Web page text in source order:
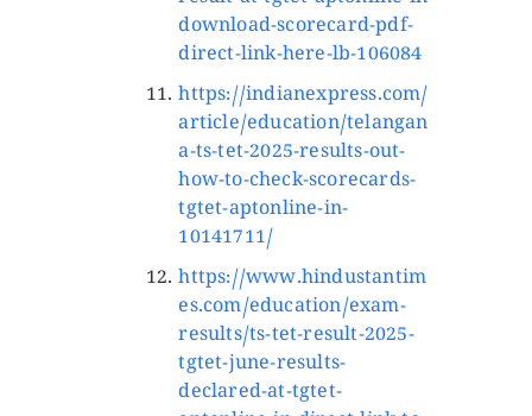
download-scorecard-pdf-
direct-link-here-lb-106084
https://indianexpress.com/
article/education/telangan
a-ts-tet-2025-results-out-
how-to-check-scorecards-
tgtet-aptonline-in-
10141711/
https://www.hindustantim
es.com/education/exam-
results/ts-tet-result-2025-
tgtet-june-results-
declared-at-tgtet-